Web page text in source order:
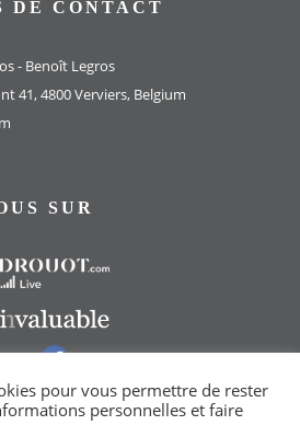
DE CONTACT
- Benoît Legros
41, 4800 Verviers, Belgium
SUR
Vers notre groupe Facebook
pour vous permettre de rester
personnelles et faire